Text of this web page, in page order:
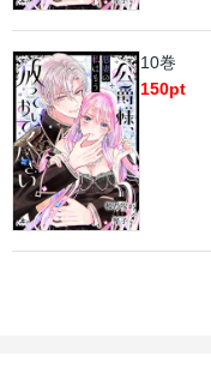
10巻
150pt